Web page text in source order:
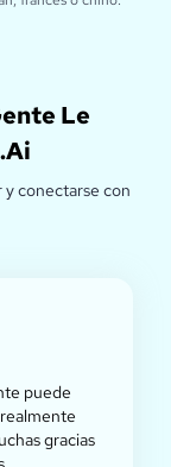
Le
y conectarse con
puede
gracias